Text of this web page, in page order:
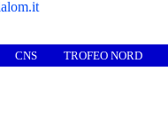
CNS TROFEO NORD